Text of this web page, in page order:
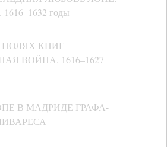
годы
ПОЛЯХ КНИГ —
ВОЙНА. 1616–1627
В МАДРИДЕ ГРАФА-